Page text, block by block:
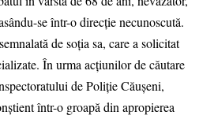
se într-o direcție necunoscută.
de soția sa, care a solicitat
În urma acțiunilor de căutare
de Poliție Căușeni,
într-o groapă din apropierea